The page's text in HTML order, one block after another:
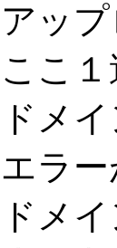
アッ
ここ
ドメ
エラ
ドメ